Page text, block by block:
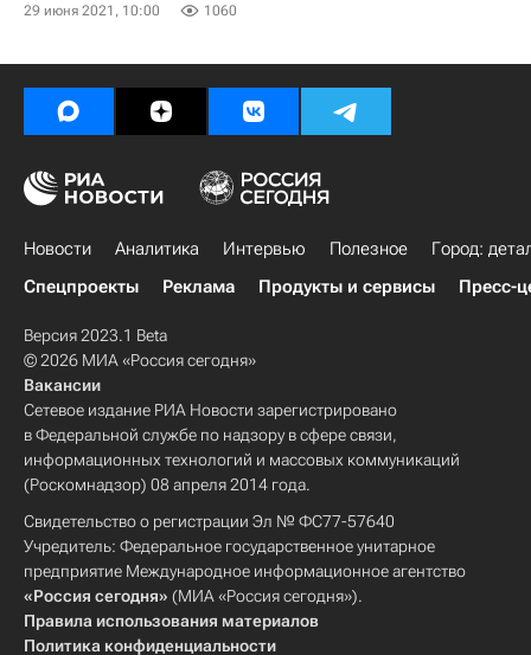
29 июня 2021, 10:00 1060
Новости Аналитика Интервью Полезное
Город:
Спецпроекты
Реклама Продукты и сервисы Пресс-
Версия 2023.1 Beta
© 2026 МИА «Россия сегодня»
Вакансии
Сетевое издание РИА Новости зарегистрировано
в Федеральной службе по надзору в сфере связи,
информационных технологий и массовых коммуникаций
(Роскомнадзор) 08 апреля 2014 года.
Свидетельство о регистрации Эл № ФС77-57640
Учредитель: Федеральное государственное унитарное
предприятие Международное информационное агентство
«Россия сегодня» (МИА «Россия сегодня»).
Правила использования материалов
Политика конфиденциальности